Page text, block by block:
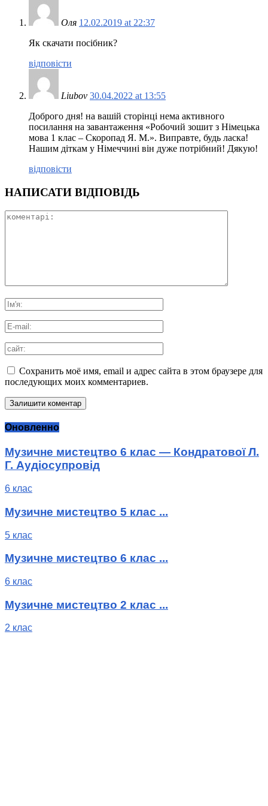
Оля 12.02.2019 at 22:37
Як скачати посібник?
відповісти
Liubov 30.04.2022 at 13:55
Доброго дня! на вашій сторінці нема активного
посилання на завантаження «Робочий зошит з Німецька
мова 1 клас – Скоропад Я. М.». Виправте, будь ласка!
Нашим діткам у Німеччині він дуже потрібний! Дякую!
відповісти
НАПИСАТИ ВІДПОВІДЬ
Сохранить моё имя, email и адрес сайта в этом браузере для
последующих моих комментариев.
Оновленно
Музичне мистецтво 6 клас — Кондратової Л.
Г. Аудіосупровід
6 клас
Музичне мистецтво 5 клас ...
5 клас
Музичне мистецтво 6 клас ...
6 клас
Музичне мистецтво 2 клас ...
2 клас